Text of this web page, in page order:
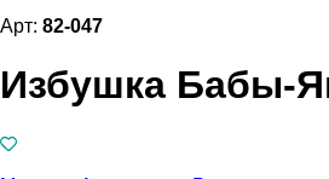
Арт: 82-047
Избушка Бабы-